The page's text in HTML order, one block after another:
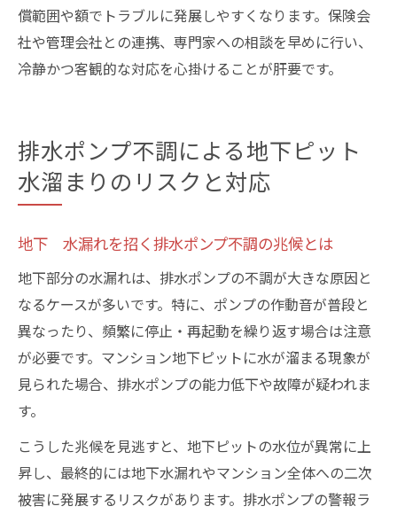
償範囲や額でトラブルに発展しやすくなります。保険会
社や管理会社との連携、専門家への相談を早めに行い、
冷静かつ客観的な対応を心掛けることが肝要です。
排水ポンプ不調による地下ピット
水溜まりのリスクと対応
地下 水漏れを招く排水ポンプ不調の兆候とは
地下部分の水漏れは、排水ポンプの不調が大きな原因と
なるケースが多いです。特に、ポンプの作動音が普段と
異なったり、頻繁に停止・再起動を繰り返す場合は注意
が必要です。マンション地下ピットに水が溜まる現象が
見られた場合、排水ポンプの能力低下や故障が疑われま
す。
こうした兆候を見逃すと、地下ピットの水位が異常に上
昇し、最終的には地下水漏れやマンション全体への二次
被害に発展するリスクがあります。排水ポンプの警報ラ